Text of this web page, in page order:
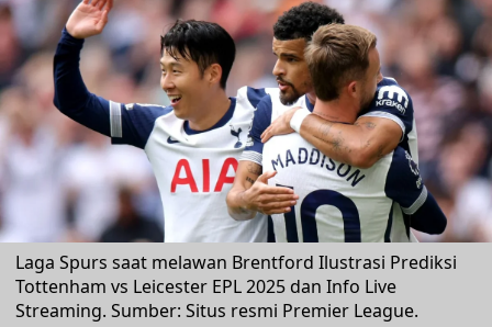
Laga Spurs saat melawan Brentford Ilustrasi Prediksi
Tottenham vs Leicester EPL 2025 dan Info Live
Streaming. Sumber: Situs resmi Premier League.